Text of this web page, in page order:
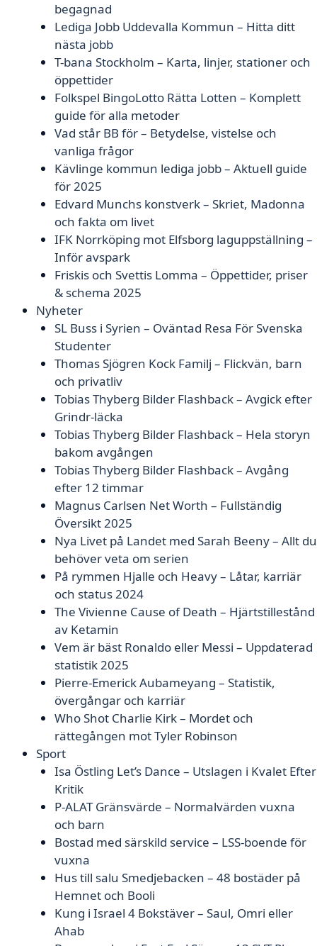
begagnad
Lediga Jobb Uddevalla Kommun – Hitta ditt
nästa jobb
T-bana Stockholm – Karta, linjer, stationer och
öppettider
Folkspel BingoLotto Rätta Lotten – Komplett
guide för alla metoder
Vad står BB för – Betydelse, vistelse och
vanliga frågor
Kävlinge kommun lediga jobb – Aktuell guide
för 2025
Edvard Munchs konstverk – Skriet, Madonna
och fakta om livet
IFK Norrköping mot Elfsborg laguppställning –
Inför avspark
Friskis och Svettis Lomma – Öppettider, priser
& schema 2025
Nyheter
SL Buss i Syrien – Oväntad Resa För Svenska
Studenter
Thomas Sjögren Kock Familj – Flickvän, barn
och privatliv
Tobias Thyberg Bilder Flashback – Avgick efter
Grindr-läcka
Tobias Thyberg Bilder Flashback – Hela storyn
bakom avgången
Tobias Thyberg Bilder Flashback – Avgång
efter 12 timmar
Magnus Carlsen Net Worth – Fullständig
Översikt 2025
Nya Livet på Landet med Sarah Beeny – Allt du
behöver veta om serien
På rymmen Hjalle och Heavy – Låtar, karriär
och status 2024
The Vivienne Cause of Death – Hjärtstillestånd
av Ketamin
Vem är bäst Ronaldo eller Messi – Uppdaterad
statistik 2025
Pierre-Emerick Aubameyang – Statistik,
övergångar och karriär
Who Shot Charlie Kirk – Mordet och
rättegången mot Tyler Robinson
Sport
Isa Östling Let’s Dance – Utslagen i Kvalet Efter
Kritik
P-ALAT Gränsvärde – Normalvärden vuxna
och barn
Bostad med särskild service – LSS-boende för
vuxna
Hus till salu Smedjebacken – 48 bostäder på
Hemnet och Booli
Kung i Israel 4 Bokstäver – Saul, Omri eller
Ahab